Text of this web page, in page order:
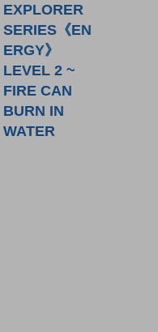
EXPLORER
SERIES《EN
ERGY》
LEVEL 2 ~
FIRE CAN
BURN IN
WATER